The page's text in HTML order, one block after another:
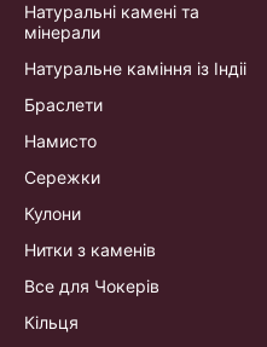
Натуральні камені та
мінерали
Натуральне каміння із Індіі
Браслети
Намисто
Сережки
Кулони
Нитки з каменів
Все для Чокерів
Кільця